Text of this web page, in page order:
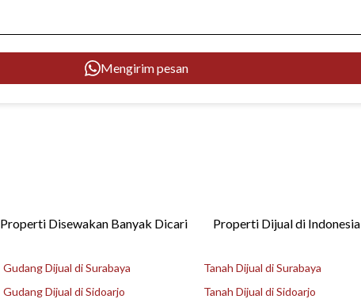
Mengirim pesan
Properti Disewakan Banyak Dicari Properti Dijual di Indonesia
Gudang Dijual di Surabaya
Gudang Dijual di Sidoarjo
Tanah Dijual di Surabaya
Tanah Dijual di Sidoarjo